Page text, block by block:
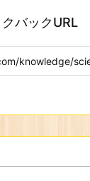
バックURL